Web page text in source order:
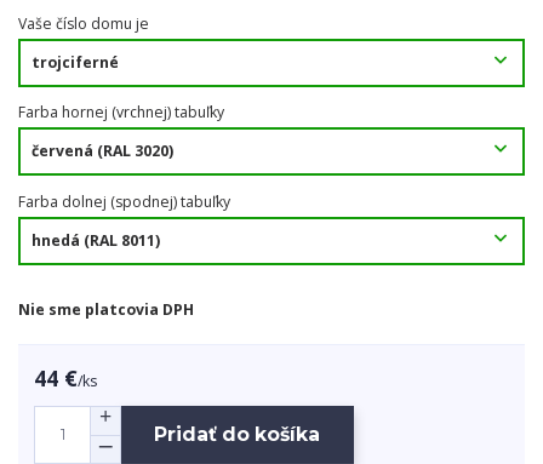
Vaše číslo domu je
Farba hornej (vrchnej) tabuľky
Farba dolnej (spodnej) tabuľky
Nie sme platcovia DPH
44 €/ks
Pridať do košíka